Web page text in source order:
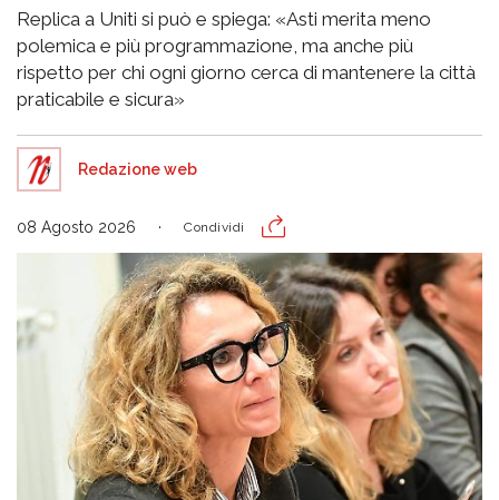
Replica a Uniti si può e spiega: «Asti merita meno
polemica e più programmazione, ma anche più
rispetto per chi ogni giorno cerca di mantenere la città
praticabile e sicura»
Redazione web
08 Agosto 2026 Condividi